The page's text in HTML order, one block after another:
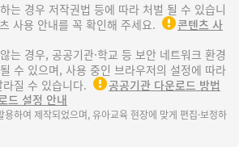
는 경우 저작권법 등에 따라 처벌 될 수 있습니
사용 안내를 꼭 확인해 주세요.
콘텐츠 사
는 경우, 공공기관·학교 등 보안 네트워크 환경
수 있으며, 사용 중인 브라우저의 설정에 따라
질 수 있습니다.
공공기관 다운로드 방법
드 설정 안내
하여 제작되었으며, 유아교육 현장에 맞게 편집·보정하